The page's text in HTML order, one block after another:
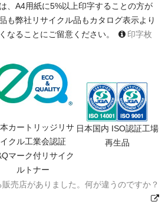
、A4用紙に5%以上印字することの方が
も弊社リサイクル品もカタログ表示より
なることにご留意ください。
印字枚
カートリッジリサ
イクル工業会認証
マーク付リサイク
ルトナー
日本国内 ISO認証工場
再生品
売店がありました。何が違うのですか？